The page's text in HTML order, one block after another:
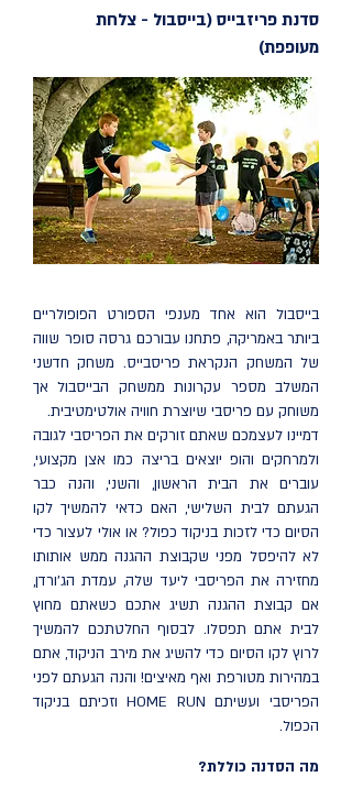
סדנת פריזבייס (בייסבול - צלחת
מעופפת)
בייסבול הוא אחד מענפי הספורט הפופולריים
ביותר באמריקה, פתחנו עבורכם גרסה סופר שווה
של המשחק הנקראת פריסבייס. משחק חדשני
המשלב מספר עקרונות ממשחק הבייסבול אך
משוחק עם פריסבי שיוצרת חוויה אולטימטיבית.
דמיינו לעצמכם שאתם זורקים את הפריסבי לגובה
ולמרחקים והופ יוצאים בריצה כמו אצן מקצועי,
עוברים את הבית הראשון, והשני, והנה כבר
הגעתם לבית השלישי, האם כדאי להמשיך לקו
הסיום כדי לזכות בניקוד כפול? או אולי לעצור כדי
לא להיפסל מפני שקבוצת ההגנה ממש אותותו
מחזירה את הפריסבי ליעד שלה, עמדת הג'ורדן,
אם קבוצת ההגנה תשיג אתכם כשאתם מחוץ
לבית אתם תפסלו. לבסוף החלטתכם להמשיך
לרוץ לקו הסיום כדי להשיג את מירב הניקוד, אתם
במהירות מטורפת ואף מאיצים! והנה הגעתם לפני
הפריסבי ועשיתם HOME RUN וזכיתם בניקוד
הכפול.
מה הסדנה כוללת?